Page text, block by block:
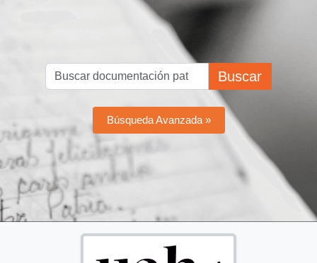
Buscar
Búsqueda Avanzada »